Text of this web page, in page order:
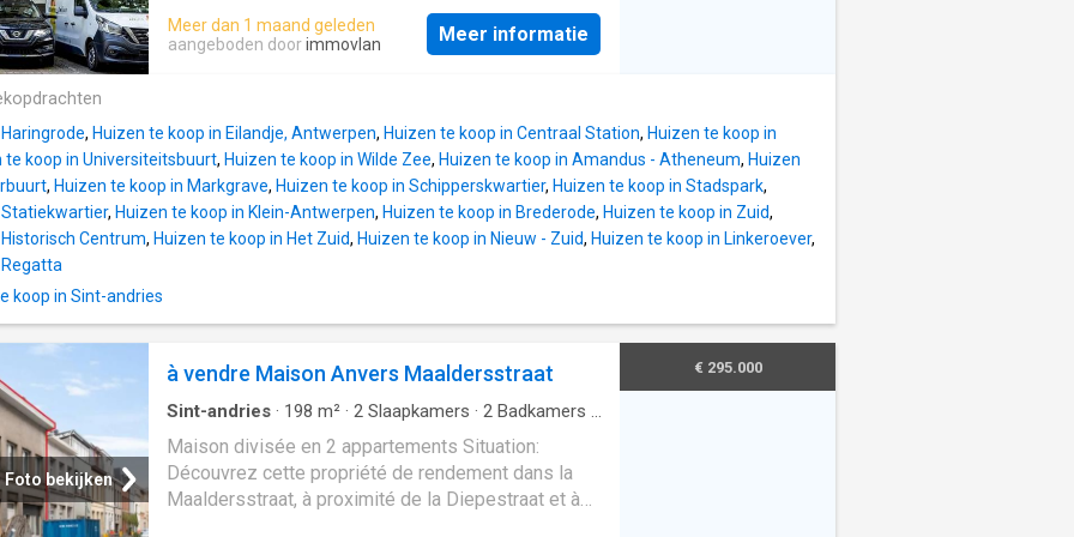
avec douche, lavabo et toilettes Etage 3
Appartement avec 1 chambre à coucher, cuisine
loué - Sous-sol - Fenêtres à double vi
chaussée, par le hall d'entrée à gauche, nous
entrons dans le salon spacieux et lumineux, ce qui
y a également une chambre à coucher. Depuis le hall
d'entrée, il y a un escalier sur la droite, qui nous
donne accès à la deuxième unité d'habitation. Nous
entrons d'abord dans la mezzanine où se trouve
une salle de bain spacieuse avec une douche et
de-chaussée, il y a ici une très belle cuisine ouverte
Celle-ci donne accès à une terrasse. Enfin, en
empruntant l'escalier, on accède aux 2 chambres
Meer dan 1 maand geleden
aangeboden doorimmovlan Meer informatie
, Huizen te koop in Eilandje, Antwerpen, Huizen te koop in Centraal Station, Huizen te koop in
te koop in Universiteitsbuurt, Huizen te koop in Wilde Zee, Huizen te koop in Amandus - Atheneum, Huizen
, Huizen te koop in Markgrave, Huizen te koop in Schipperskwartier, Huizen te koop in Stadspark,
Statiekwartier, Huizen te koop in Klein-Antwerpen, Huizen te koop in Brederode, Huizen te koop in Zuid,
Centrum, Huizen te koop in Het Zuid, Huizen te koop in Nieuw - Zuid, Huizen te koop in Linkeroever,
koop in Sint-andries
Foto bekijken
à vendre Maison Anvers Maaldersstraat
Sint-andries · 198 m² · 2 Slaapkamers · 2 Badkamers ·
Maison divisée en 2 appartements Situation:
Découvrez cette propriété de rendement dans la
Maaldersstraat, à proximité de la Diepestraat et à
€ 295.000